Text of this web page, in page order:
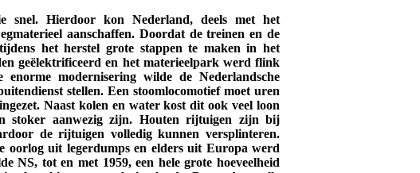
snel. Hierdoor kon Nederland, deels met het
aanschaffen. Doordat de treinen en de
het herstel grote stappen te maken in het
geëlektrificeerd en het materieelpark werd flink
modernisering wilde de Nederlandsche
stellen. Een stoomlocomotief moet uren
Naast kolen en water kost dit ook veel loon
stoker aanwezig zijn. Houten rijtuigen zijn bij
de rijtuigen volledig kunnen versplinteren.
oorlog uit legerdumps en elders uit Europa werd
NS, tot en met 1959, een hele grote hoeveelheid